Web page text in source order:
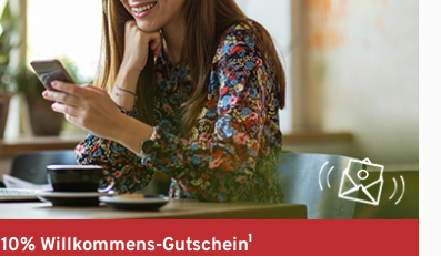
10% Willkommens-Gutschein¹